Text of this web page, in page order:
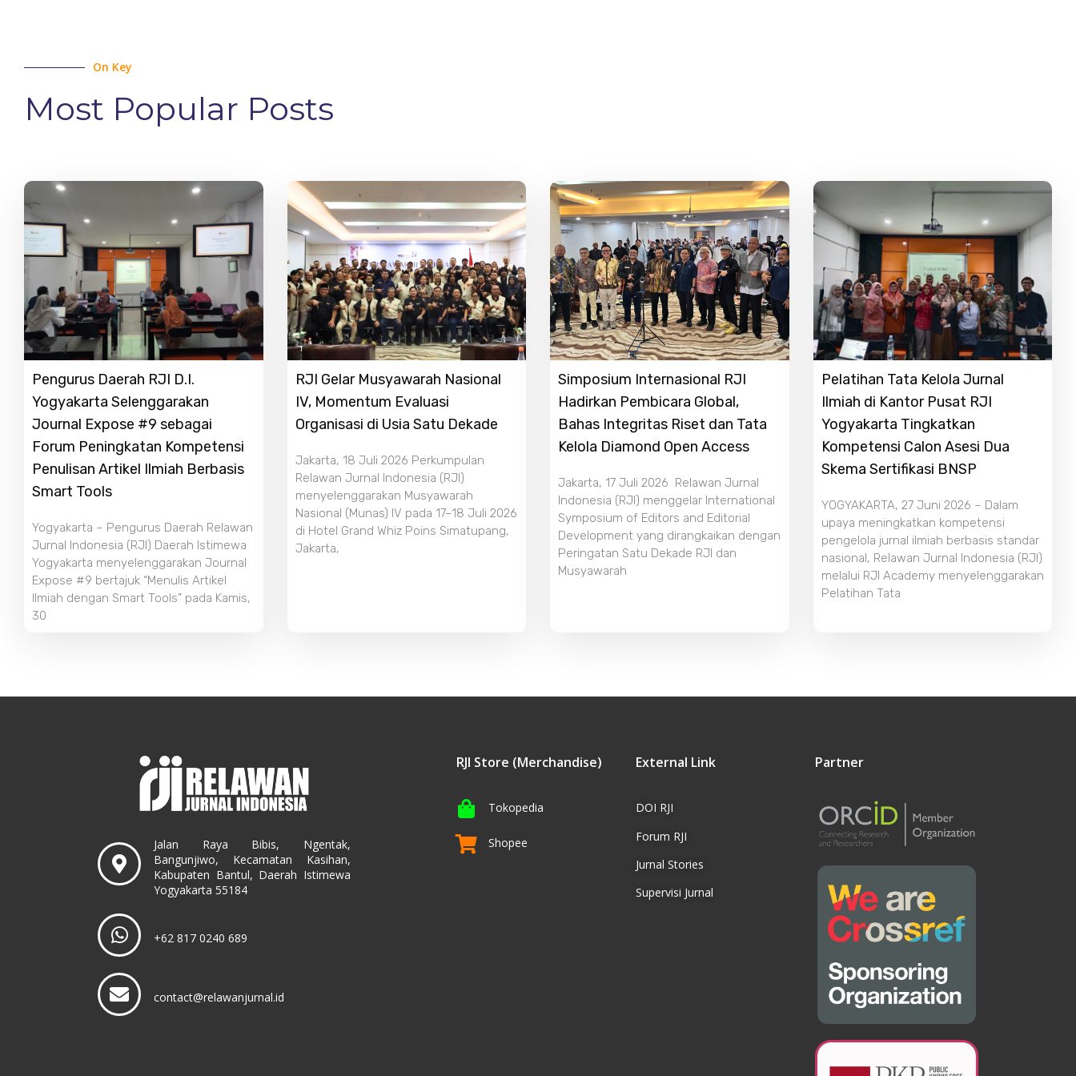
On Key
Most Popular Posts
Pengurus Daerah RJI D.I.
Yogyakarta Selenggarakan
Journal Expose #9 sebagai
Forum Peningkatan Kompetensi
Penulisan Artikel Ilmiah Berbasis
Smart Tools
Yogyakarta – Pengurus Daerah Relawan
Jurnal Indonesia (RJI) Daerah Istimewa
Yogyakarta menyelenggarakan Journal
Expose #9 bertajuk “Menulis Artikel
Ilmiah dengan Smart Tools” pada Kamis,
30
RJI Gelar Musyawarah Nasional
IV, Momentum Evaluasi
Organisasi di Usia Satu Dekade
Jakarta, 18 Juli 2026 Perkumpulan
Relawan Jurnal Indonesia (RJI)
menyelenggarakan Musyawarah
Nasional (Munas) IV pada 17–18 Juli 2026
di Hotel Grand Whiz Poins Simatupang,
Jakarta,
Simposium Internasional RJI
Hadirkan Pembicara Global,
Bahas Integritas Riset dan Tata
Kelola Diamond Open Access
Jakarta, 17 Juli 2026 Relawan Jurnal
Indonesia (RJI) menggelar International
Symposium of Editors and Editorial
Development yang dirangkaikan dengan
Peringatan Satu Dekade RJI dan
Musyawarah
Pelatihan Tata Kelola Jurnal
Ilmiah di Kantor Pusat RJI
Yogyakarta Tingkatkan
Kompetensi Calon Asesi Dua
Skema Sertifikasi BNSP
YOGYAKARTA, 27 Juni 2026 – Dalam
upaya meningkatkan kompetensi
pengelola jurnal ilmiah berbasis standar
nasional, Relawan Jurnal Indonesia (RJI)
melalui RJI Academy menyelenggarakan
Pelatihan Tata
Jalan Raya Bibis, Ngentak,
Bangunjiwo, Kecamatan Kasihan,
Kabupaten Bantul, Daerah Istimewa
Yogyakarta 55184
+62 817 0240 689
contact@relawanjurnal.id
RJI Store (Merchandise)
Tokopedia
Shopee
External Link
DOI RJI
Forum RJI
Jurnal Stories
Supervisi Jurnal
Partner